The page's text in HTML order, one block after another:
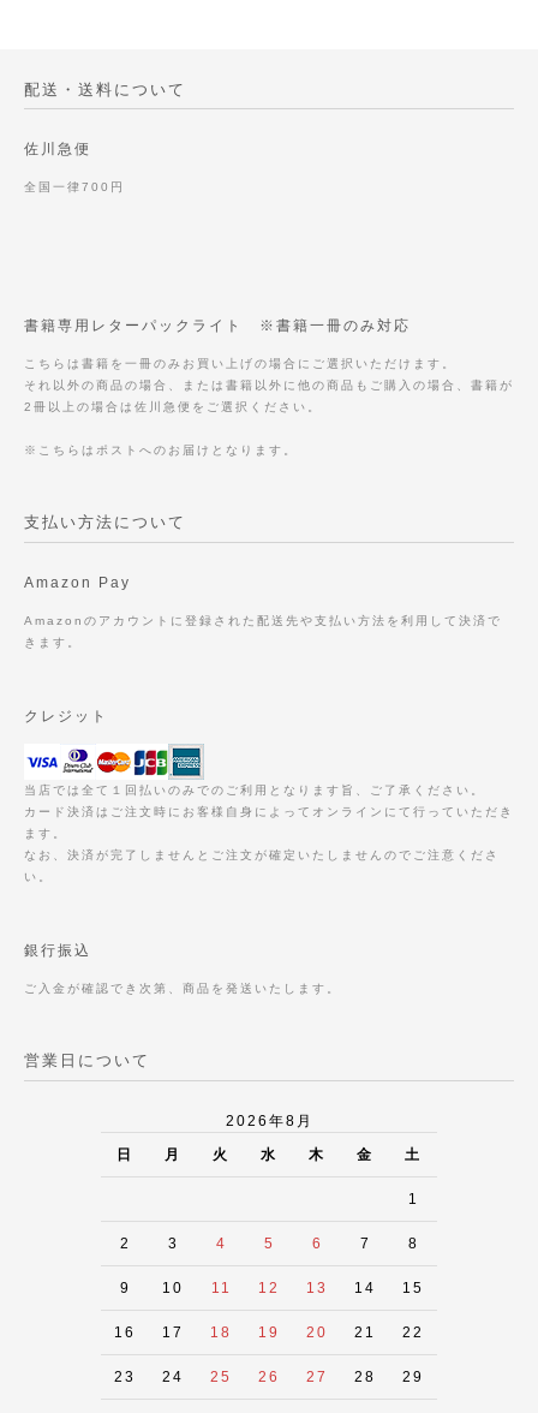
配送・送料について
佐川急便
全国一律700円
書籍専用レターパックライト ※書籍一冊のみ対応
こちらは書籍を一冊のみお買い上げの場合にご選択いただけます。
それ以外の商品の場合、または書籍以外に他の商品もご購入の場合、書籍が
2冊以上の場合は佐川急便をご選択ください。
※こちらはポストへのお届けとなります。
支払い方法について
Amazon Pay
Amazonのアカウントに登録された配送先や支払い方法を利用して決済で
きます。
クレジット
当店では全て１回払いのみでのご利用となります旨、ご了承ください。
カード決済はご注文時にお客様自身によってオンラインにて行っていただき
ます。
なお、決済が完了しませんとご注文が確定いたしませんのでご注意くださ
い。
銀行振込
ご入金が確認でき次第、商品を発送いたします。
営業日について
2026年8月
日 月 火 水 木 金 土
1
2 3 4 5 6 7 8
9 10 11 12 13 14 15
16 17 18 19 20 21 22
23 24 25 26 27 28 29